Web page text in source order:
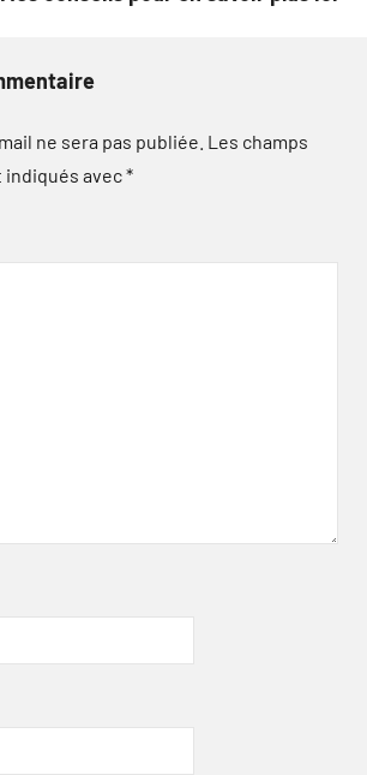
ne sera pas publiée. Les champs
avec*